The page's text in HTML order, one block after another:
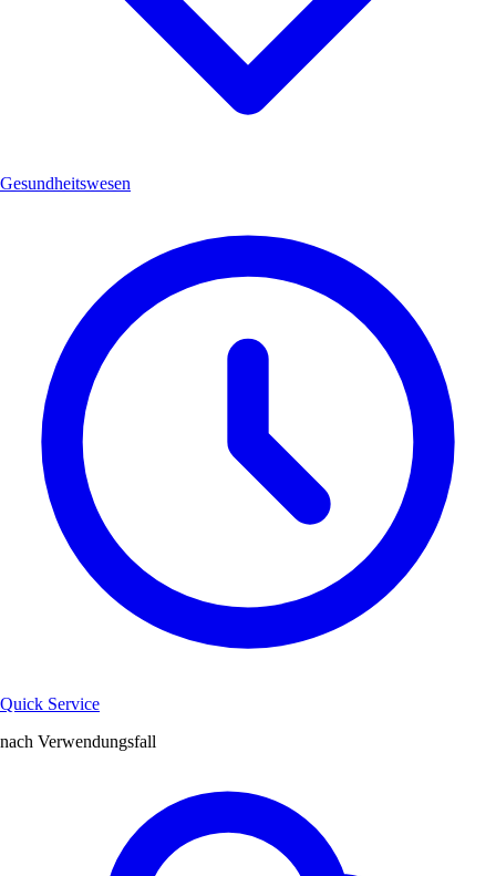
Gesundheitswesen
Quick Service
nach Verwendungsfall